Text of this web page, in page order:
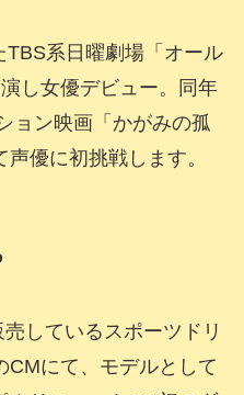
系日曜劇場「オール
し女優デビュー。同年
ョン映画「かがみの孤
優に初挑戦します。
しているスポーツドリ
CMにて、モデルとして